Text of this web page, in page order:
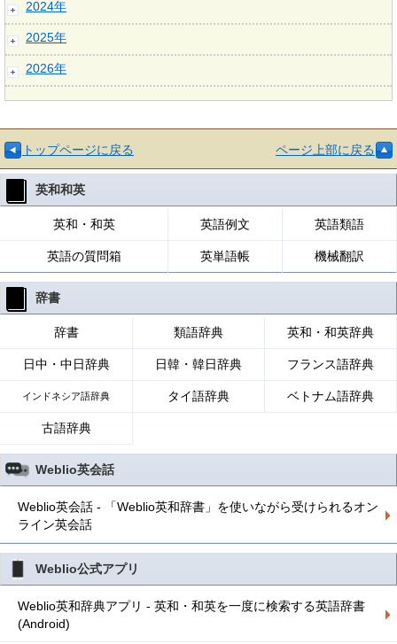
2024年
2025年
2026年
トップページに戻る ページ上部に戻る
英和和英
英和・和英 英語例文 英語類語
英語の質問箱 英単語帳 機械翻訳
辞書
辞書 類語辞典 英和・和英辞典
日中・中日辞典 日韓・韓日辞典 フランス語辞典
インドネシア語辞典 タイ語辞典 ベトナム語辞典
古語辞典
Weblio英会話
Weblio英会話 - 「Weblio英和辞書」を使いながら受けられるオン
ライン英会話
Weblio公式アプリ
Weblio英和辞典アプリ - 英和・和英を一度に検索する英語辞書
(Android)